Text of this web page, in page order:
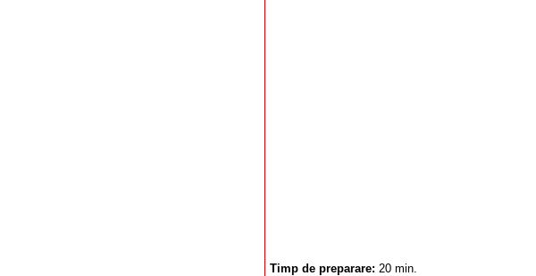
Timp de preparare: 20 min.